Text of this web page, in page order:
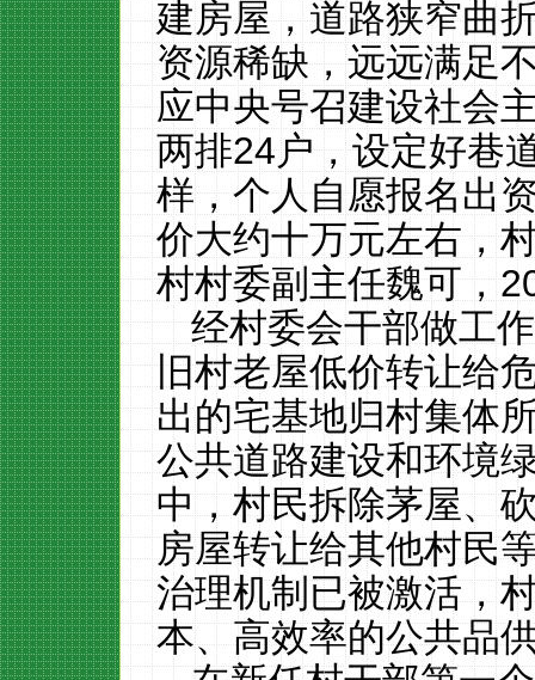
建房屋，道路狭窄曲
资源稀缺，远远满足
应中央号召建设社会
两排24户，设定好巷
样，个人自愿报名出
价大约十万元左右，
村村委副主任魏可，
经村委会干部做工
旧村老屋低价转让给
出的宅基地归村集体
公共道路建设和环境
中，村民拆除茅屋、
房屋转让给其他村民
治理机制已被激活，
本、高效率的公共品